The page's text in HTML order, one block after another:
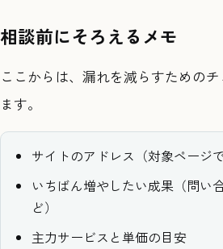
相談前にそろえるメモ
ここからは、漏れを減らすための
ます。
サイトのアドレス（対象ページで
いちばん増やしたい成果（問い
ど）
主力サービスと単価の目安